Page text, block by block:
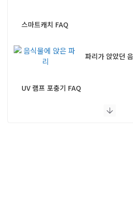
스마트캐치 FAQ
파리가 앉았던
UV 램프 포충기 FAQ